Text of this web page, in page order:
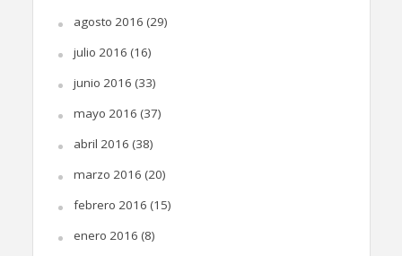
agosto 2016 (29)
julio 2016 (16)
junio 2016 (33)
mayo 2016 (37)
abril 2016 (38)
marzo 2016 (20)
febrero 2016 (15)
enero 2016 (8)